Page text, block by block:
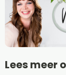
Lees meer